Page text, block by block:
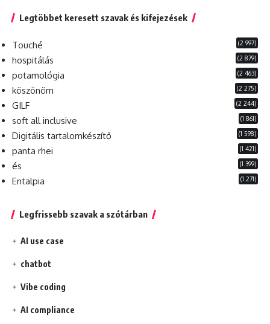
Legtöbbet keresett szavak és kifejezések
Touché (2 997)
hospitálás (2 879)
potamológia (2 463)
köszönöm (2 275)
GILF (2 244)
soft all inclusive (1 861)
Digitális tartalomkészítő (1 598)
panta rhei (1 421)
és (1 399)
Entalpia (1 271)
Legfrissebb szavak a szótárban
AI use case
chatbot
Vibe coding
AI compliance